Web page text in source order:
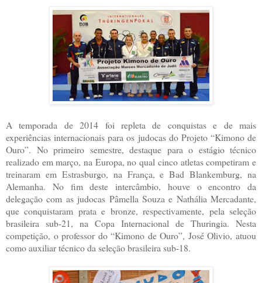
A temporada de 2014 foi repleta de conquistas e de mais
experiências internacionais para os judocas do Projeto “Kimono de
Ouro”. No primeiro semestre, destaque para o estágio técnico
realizado em março, na Europa, no qual cinco atletas competiram e
treinaram em Estrasburgo, na França, e Bad Blankemburg, na
Alemanha. No fim deste intercâmbio, houve o encontro da
delegação com as judocas Pâmella Souza e Nathália Mercadante,
que conquistaram prata e bronze, respectivamente, pela seleção
brasileira sub-21, na Copa Internacional de Thuringia. Nesta
competição, o professor do “Kimono de Ouro”, José Olivio, atuou
como auxiliar técnico da seleção brasileira sub-18.